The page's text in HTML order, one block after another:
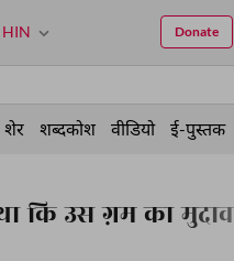
कि उस ग़म का मुदावा
HIN Donate
शेर शब्दकोश वीडियो ई-पुस्तक